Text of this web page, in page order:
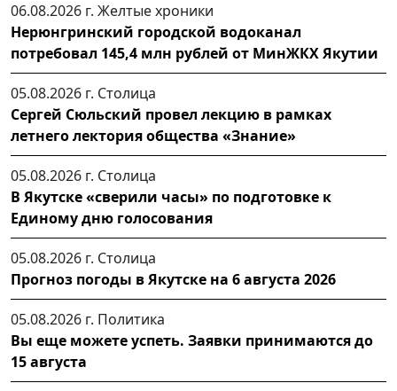
06.08.2026 г. Желтые хроники
Нерюнгринский городской водоканал
потребовал 145,4 млн рублей от МинЖКХ Якутии
05.08.2026 г. Столица
Сергей Сюльский провел лекцию в рамках
летнего лектория общества «Знание»
05.08.2026 г. Столица
В Якутске «сверили часы» по подготовке к
Единому дню голосования
05.08.2026 г. Столица
Прогноз погоды в Якутске на 6 августа 2026
05.08.2026 г. Политика
Вы еще можете успеть. Заявки принимаются до
15 августа